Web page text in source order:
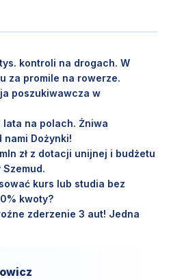
kontroli na drogach. W
za promile na rowerze.
poszukiwawcza w
lata na polach. Żniwa
Dożynki!
zł z dotacji unijnej i budżetu
kurs lub studia bez
kwoty?
zderzenie 3 aut! Jedna